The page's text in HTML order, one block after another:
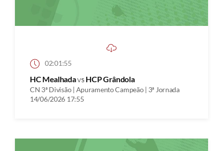
02:01:55
HC Mealhadavs HCP Grândola
CN 3ª Divisão | Apuramento Campeão | 3ª Jornada
14/06/2026 17:55